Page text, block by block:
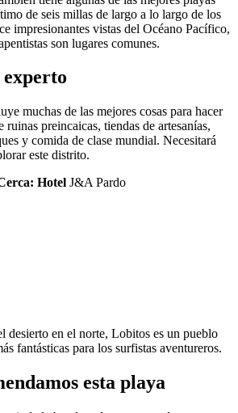
de seis millas de largo a lo largo de los
impresionantes vistas del Océano Pacífico,
son lugares comunes.
experto
muchas de las mejores cosas para hacer
ruinas preincaicas, tiendas de artesanías,
y comida de clase mundial. Necesitará
este distrito.
Hotel J&A Pardo
desierto en el norte, Lobitos es un pueblo
fantásticas para los surfistas aventureros.
esta playa